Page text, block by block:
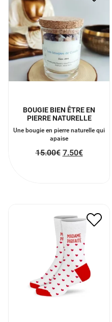
BOUGIE BIEN ÊTRE EN
PIERRE NATURELLE
Une bougie en pierre naturelle qui
apaise
15.00€ 7.50€
€ 4.50€